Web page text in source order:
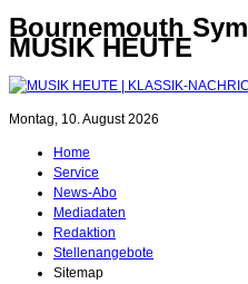
Bournemouth
MUSIK HEUTE
Montag, 10. August 2026
Home
Service
News-Abo
Mediadaten
Redaktion
Stellenangebote
Sitemap